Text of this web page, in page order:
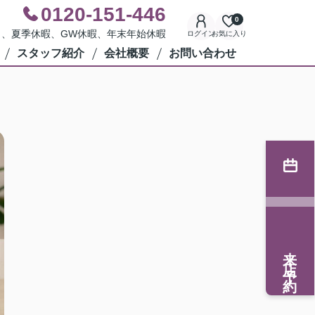
0120-151-446
夏季休暇、GW休暇、年末年始休暇 ログインお気に入り
0
スタッフ紹介 会社概要 お問い合わせ
来店予約